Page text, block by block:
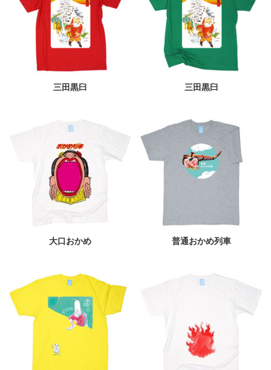
三田黒臼 三田黒臼
大口おかめ 普通おかめ列車